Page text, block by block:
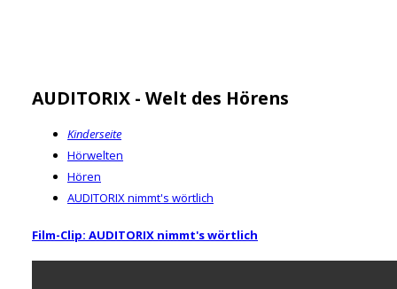
AUDITORIX - Welt des Hörens
Kinderseite
Hörwelten
Hören
AUDITORIX nimmt's wörtlich
Film-Clip: AUDITORIX nimmt's wörtlich